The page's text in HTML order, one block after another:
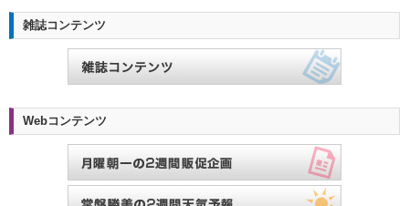
雑誌コンテンツ
Webコンテンツ